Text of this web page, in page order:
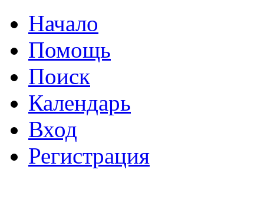
Начало
Помощь
Поиск
Календарь
Вход
Регистрация